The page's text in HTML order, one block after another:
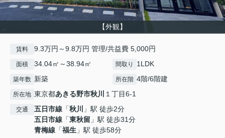
【外観】
賃料 9.3万円～9.8万円 管理/共益費 5,000円
面積 34.04㎡～38.94㎡ 間取り 1LDK
築年数 新築 所在階 4階/6階建
所在地 東京都あきる野市秋川 １丁目6-1
交通 五日市線 「秋川
」駅 徒歩2分
五日市線 「東秋留 」駅 徒歩31分
青梅線 「福生 」駅 徒歩58分